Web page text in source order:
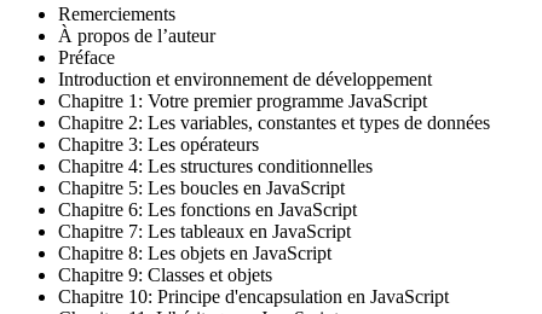
Remerciements
À propos de l’auteur
Préface
Introduction et environnement de développement
Chapitre 1: Votre premier programme JavaScript
Chapitre 2: Les variables, constantes et types de données
Chapitre 3: Les opérateurs
Chapitre 4: Les structures conditionnelles
Chapitre 5: Les boucles en JavaScript
Chapitre 6: Les fonctions en JavaScript
Chapitre 7: Les tableaux en JavaScript
Chapitre 8: Les objets en JavaScript
Chapitre 9: Classes et objets
Chapitre 10: Principe d'encapsulation en JavaScript